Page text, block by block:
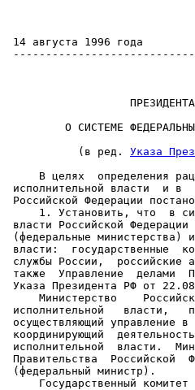
14 августа 1996
О СИСТЕМЕ
           (в ред.
Указа
В целях  определения
исполнительной власти  и в
Российской Федерации
1. Установить, что  в
власти Российской
(федеральные министерства)
власти:  государственные
службы России,  российские
также  Управление  делами
Указа Президента РФ от
Министерство
исполнительной   власти,
осуществляющий управление
координирующий
исполнительной  власти.
Правительства  Российской
(федеральный министр).
Государственный комитет